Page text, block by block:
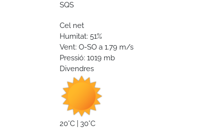
SQS
Cel net
Humitat: 51%
Vent: O-SO a 1.79 m/s
Pressió: 1019 mb
Divendres
20°C | 30°C